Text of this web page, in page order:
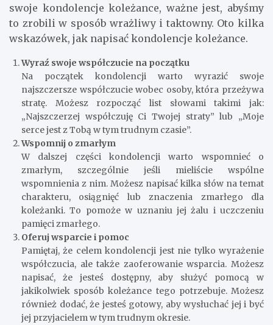
swoje kondolencje koleżance, ważne jest, abyśmy
to zrobili w sposób wrażliwy i taktowny. Oto kilka
wskazówek, jak napisać kondolencje koleżance.
Wyraź swoje współczucie na początku
Na początek kondolencji warto wyrazić swoje
najszczersze współczucie wobec osoby, która przeżywa
stratę. Możesz rozpocząć list słowami takimi jak:
„Najszczerzej współczuję Ci Twojej straty” lub „Moje
serce jest z Tobą w tym trudnym czasie”.
Wspomnij o zmarłym
W dalszej części kondolencji warto wspomnieć o
zmarłym, szczególnie jeśli mieliście wspólne
wspomnienia z nim. Możesz napisać kilka słów na temat
charakteru, osiągnięć lub znaczenia zmarłego dla
koleżanki. To pomoże w uznaniu jej żalu i uczczeniu
pamięci zmarłego.
Oferuj wsparcie i pomoc
Pamiętaj, że celem kondolencji jest nie tylko wyrażenie
współczucia, ale także zaoferowanie wsparcia. Możesz
napisać, że jesteś dostępny, aby służyć pomocą w
jakikolwiek sposób koleżance tego potrzebuje. Możesz
również dodać, że jesteś gotowy, aby wysłuchać jej i być
jej przyjacielem w tym trudnym okresie.